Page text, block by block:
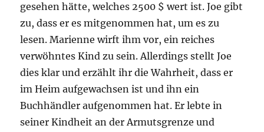
gesehen hätte, welches 2500 $ wert ist. Joe gibt
zu, dass er es mitgenommen hat, um es zu
lesen. Marienne wirft ihm vor, ein reiches
verwöhntes Kind zu sein. Allerdings stellt Joe
dies klar und erzählt ihr die Wahrheit, dass er
im Heim aufgewachsen ist und ihn ein
Buchhändler aufgenommen hat. Er lebte in
seiner Kindheit an der Armutsgrenze und